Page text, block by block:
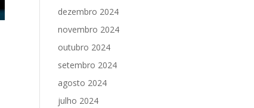
dezembro 2024
novembro 2024
outubro 2024
setembro 2024
agosto 2024
julho 2024